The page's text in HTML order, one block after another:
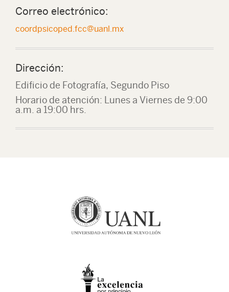
Correo electrónico:
coordpsicoped.fcc@uanl.mx
Dirección:
Edificio de Fotografía, Segundo Piso
Horario de atención: Lunes a Viernes de 9:00
a.m. a 19:00 hrs.